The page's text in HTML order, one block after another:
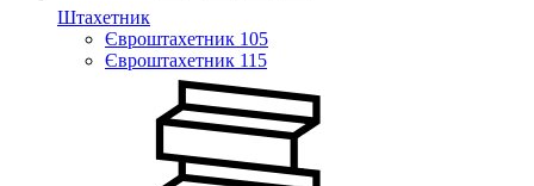
Штахетник
Євроштахетник 105
Євроштахетник 115